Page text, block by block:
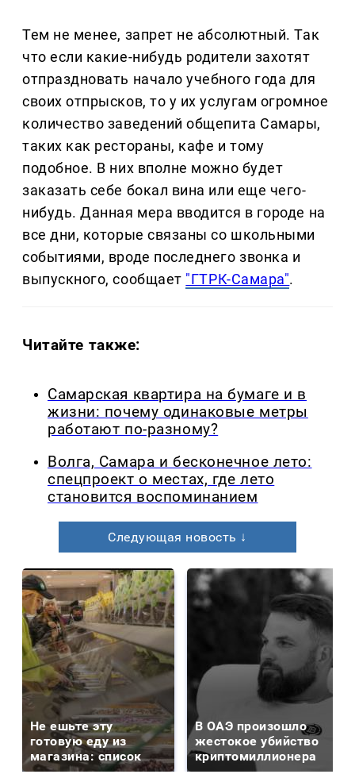
Тем не менее, запрет не абсолютный. Так
что если какие-нибудь родители захотят
отпраздновать начало учебного года для
своих отпрысков, то у их услугам огромное
количество заведений общепита Самары,
таких как рестораны, кафе и тому
подобное. В них вполне можно будет
заказать себе бокал вина или еще чего-
нибудь. Данная мера вводится в городе на
все дни, которые связаны со школьными
событиями, вроде последнего звонка и
выпускного, сообщает "ГТРК-Самара".
Читайте также:
Самарская квартира на бумаге и в
жизни: почему одинаковые метры
работают по-разному?
Волга, Самара и бесконечное лето:
спецпроект о местах, где лето
становится воспоминанием
Следующая новость ↓
Не ешьте эту
готовую еду из
магазина: список
В ОАЭ произошло
жестокое убийство
криптомиллионера